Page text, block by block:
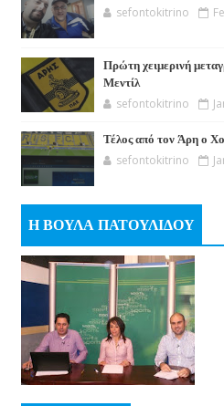
sefontokitrino
Πρώτη χειμερινή
Μεντίλ
sefontokitrino
Τέλος από τον Άρη ο
sefontokitrino
Η ΒΟΥΛΑ ΠΑΤΟΥΛΙΔΟΥ